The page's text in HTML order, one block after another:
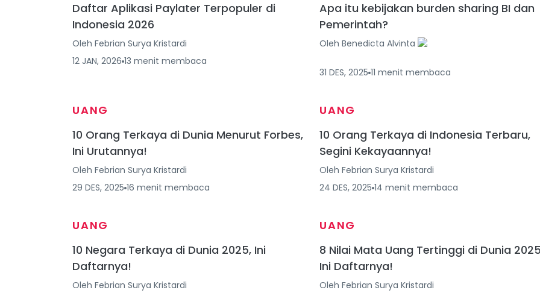
Daftar Aplikasi Paylater Terpopuler di
Indonesia 2026
Oleh Febrian Surya Kristardi
12 JAN, 2026 13 menit membaca
Apa itu kebijakan burden sharing BI dan
Pemerintah?
Oleh Benedicta Alvinta
31 DES, 2025 11 menit membaca
UANG
10 Orang Terkaya di Dunia Menurut Forbes,
Ini Urutannya!
Oleh Febrian Surya Kristardi
29 DES, 2025 16 menit membaca
UANG
10 Orang Terkaya di Indonesia Terbaru,
Segini Kekayaannya!
Oleh Febrian Surya Kristardi
24 DES, 2025 14 menit membaca
UANG
10 Negara Terkaya di Dunia 2025, Ini
Daftarnya!
Oleh Febrian Surya Kristardi
UANG
8 Nilai Mata Uang Tertinggi di Dunia
Ini Daftarnya!
Oleh Febrian Surya Kristardi